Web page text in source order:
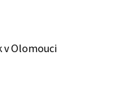
v Olomouci